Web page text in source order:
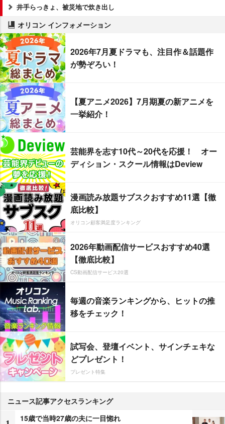
井手らっきょ、被災地で炊き出し
オリコン インフォメーション
2026年7月夏ドラマも、注目作＆話題作
が勢ぞろい！
【夏アニメ2026】7月期夏の新アニメを
一挙紹介！
芸能界を志す10代～20代を応援！ オー
ディション・スクール情報はDeview
漫画読み放題サブスクおすすめ11選【徹
底比較】
オリコン顧客満足度ランキング
2026年動画配信サービスおすすめ40選
【徹底比較】
CS動画配信サービス20選
毎週の音楽ランキングから、ヒットの推
移をチェック！
試写会、登壇イベント、サインチェキな
どプレゼント！
プレゼント特集
ニュース記事アクセスランキング
15歳で当時27歳の夫に一目惚れ